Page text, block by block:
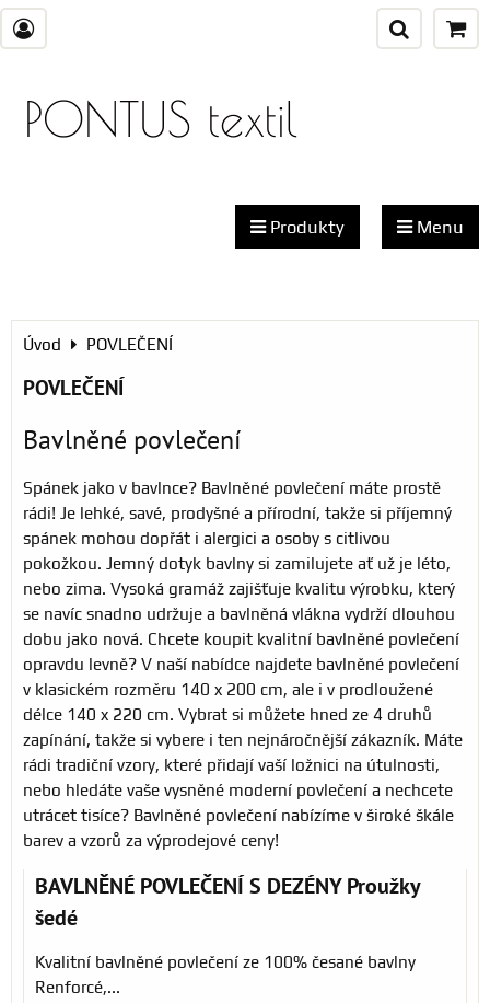
PONTUS textil
Produkty Menu
Úvod POVLEČENÍ
POVLEČENÍ
Bavlněné povlečení
Spánek jako v bavlnce? Bavlněné povlečení máte prostě
rádi! Je lehké, savé, prodyšné a přírodní, takže si příjemný
spánek mohou dopřát i alergici a osoby s citlivou
pokožkou. Jemný dotyk bavlny si zamilujete ať už je léto,
nebo zima. Vysoká gramáž zajišťuje kvalitu výrobku, který
se navíc snadno udržuje a bavlněná vlákna vydrží dlouhou
dobu jako nová. Chcete koupit kvalitní bavlněné povlečení
opravdu levně? V naší nabídce najdete bavlněné povlečení
v klasickém rozměru 140 x 200 cm, ale i v prodloužené
délce 140 x 220 cm. Vybrat si můžete hned ze 4 druhů
zapínání, takže si vybere i ten nejnáročnější zákazník. Máte
rádi tradiční vzory, které přidají vaší ložnici na útulnosti,
nebo hledáte vaše vysněné moderní povlečení a nechcete
utrácet tisíce? Bavlněné povlečení nabízíme v široké škále
barev a vzorů za výprodejové ceny!
BAVLNĚNÉ POVLEČENÍ S DEZÉNY Proužky
šedé
Kvalitní bavlněné povlečení ze 100% česané bavlny
Renforcé,...